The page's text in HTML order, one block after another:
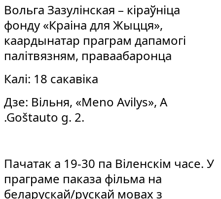
Вольга Зазулінская – кіраўніца
фонду «Краіна для Жыцця»,
каардынатар праграм дапамогі
палітвязням, праваабаронца
Калі: 18 сакавіка
Дзе: Вільня, «Meno Avilys», A
.Goštauto g. 2.
Пачатак а 19-30 па Віленскім часе. У
праграме паказа фільма на
беларускай/рускай мовах з